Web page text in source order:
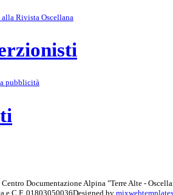
Rivista Oscellana
pubblicità
Documentazione Alpina "Terre Alte -
e C.F. 01803050036Designed by mixwebtemplates